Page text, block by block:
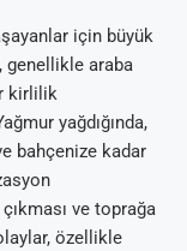
için büyük
genellikle araba
kirlilik
yağdığında,
bahçenize kadar
ve toprağa
özellikle